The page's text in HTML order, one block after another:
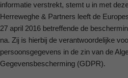
informatie verstrekt, stemt u in met
Herreweghe & Partners leeft de
27 april 2016 betreffende de
na. Zij is hierbij de verantwoordelijke
persoonsgegevens in de zin van de
Gegevensbescherming (GDPR).